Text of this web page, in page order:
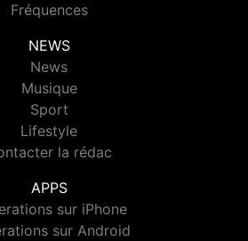
Fréquences
NEWS
News
Musique
Sport
Lifestyle
la rédac
APPS
sur iPhone
sur Android